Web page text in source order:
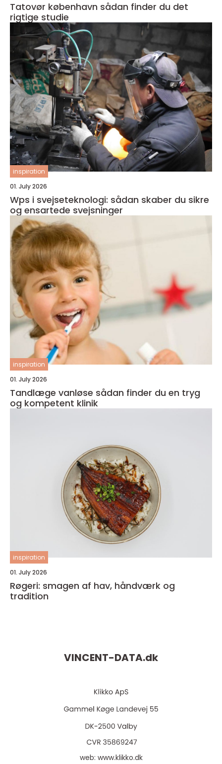
Tatovør københavn sådan finder du det
rigtige studie
inspiration
01. July 2026
Wps i svejseteknologi: sådan skaber du sikre
og ensartede svejsninger
inspiration
01. July 2026
Tandlæge vanløse sådan finder du en tryg
og kompetent klinik
inspiration
01. July 2026
Røgeri: smagen af hav, håndværk og
tradition
VINCENT-DATA.dk
web: www.klikko.dk